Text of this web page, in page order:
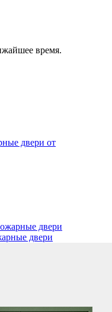
время.
двери от
двери